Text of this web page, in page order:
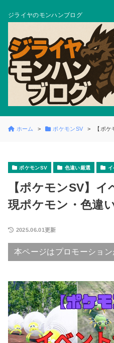
ジライヤのモンハンブログ
ホーム ポケモンSV 【ポ
ポケモンSV 色違い厳選 イ
【ポケモンSV】
現ポケモン・色違
2025.06.01更新
本ページはプロモーショ